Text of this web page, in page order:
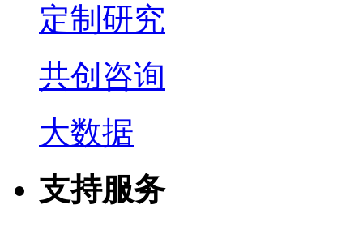
定制研究
共创咨询
大数据
支持服务